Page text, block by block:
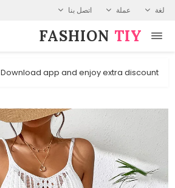
لغة عملة اتصل بنا
FASHION⁠ TIY
Download app and enjoy extra discount